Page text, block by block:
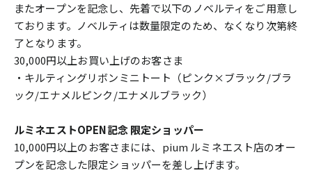
またオープンを記念し、先着で以下のノベルティをご用意し
ております。ノベルティは数量限定のため、なくなり次第終
了となります。
30,000円以上お買い上げのお客さま
・キルティングリボンミニトート（ピンク×ブラック/ブラ
ック/エナメルピンク/エナメルブラック）
ルミネエストOPEN記念 限定ショッパー
10,000円以上のお客さまには、pium ルミネエスト店のオー
プンを記念した限定ショッパーを差し上げます。